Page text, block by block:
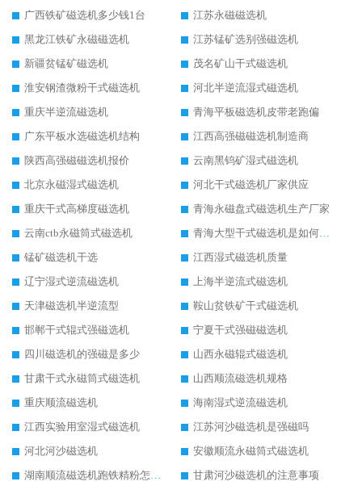
广西铁矿磁选机多少钱1台
江苏永磁磁选机
黑龙江铁矿永磁磁选机
江苏锰矿选别强磁选机
新疆贫锰矿磁选机
茂名矿山干式磁选机
淮安钢渣微粉干式磁选机
河北半逆流湿式磁选机
重庆半逆流磁选机
青海平板磁选机皮带老跑偏
广东平板水选磁选机结构
江西高强磁磁选机制造商
陕西高强磁磁选机报价
云南黑钨矿湿式磁选机
北京永磁湿式磁选机
河北干式磁选机厂家供应
重庆干式高梯度磁选机
青海永磁盘式磁选机生产厂家
云南ctb永磁筒式磁选机
青海大型干式磁选机是如何选矿的
锰矿磁选机干选
江西湿式磁选机质量
辽宁湿式逆流磁选机
上海半逆流式磁选机
天津磁选机半逆流型
鞍山贫铁矿干式磁选机
邯郸干式辊式强磁选机
宁夏干式强磁磁选机
四川磁选机的强磁是多少
山西永磁辊式磁选机
甘肃干式永磁筒式磁选机
山西顺流磁选机规格
重庆顺流磁选机
海南湿式逆流磁选机
江西实验用室湿式磁选机
江苏河沙磁选机是强磁吗
河北河沙磁选机
安徽顺流永磁筒式磁选机
湖南顺流磁选机跑铁精粉怎么处理
甘肃河沙磁选机的注意事项